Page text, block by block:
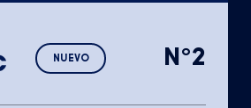
NUEVO N°2